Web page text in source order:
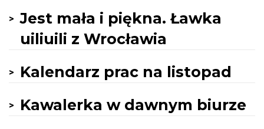
Jest mała i piękna. Ławka
uiliuili z Wrocławia
Kalendarz prac na listopad
Kawalerka w dawnym biurze